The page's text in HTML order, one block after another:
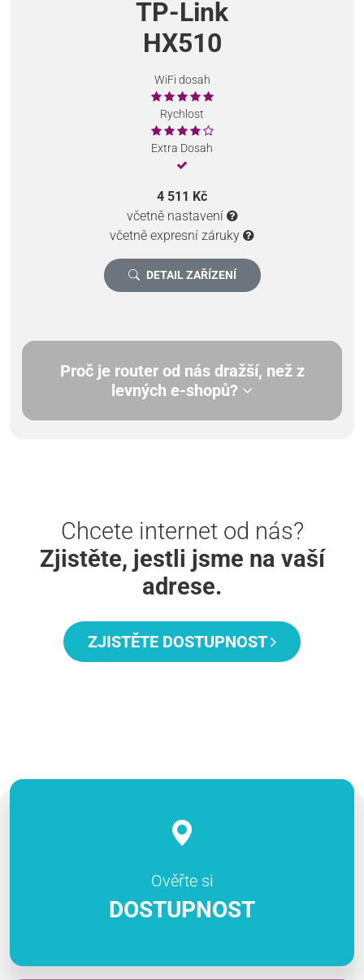
TP-Link
HX510
WiFi dosah
Rychlost
Extra Dosah
4 511 Kč
včetně nastavení
včetně expresní záruky
DETAIL ZAŘÍZENÍ
Proč je router od nás dražší, než z
levných e-shopů?
Chcete internet od nás?
Zjistěte, jestli jsme na vaší
adrese.
ZJISTĚTE DOSTUPNOST
Ověřte si
DOSTUPNOST